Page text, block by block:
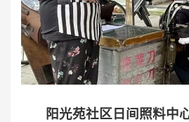
阳光苑社区日间照料中